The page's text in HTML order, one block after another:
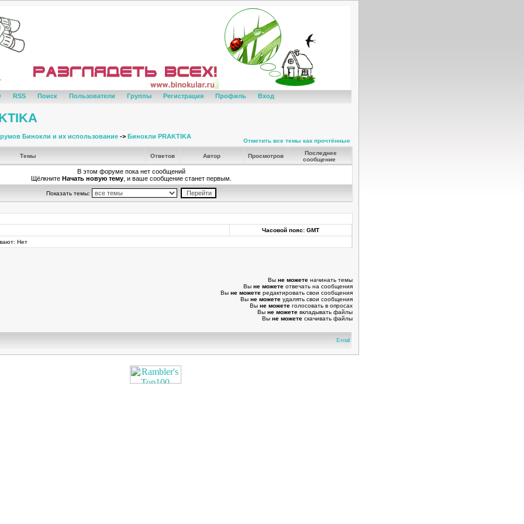
RSS Поиск Пользователи Группы Регистрация Профиль Вход
Бинокли и их использование -> Бинокли PRAKTIKA
Отметить все темы как прочтённые
Темы Ответов Автор Просмотров
Последнее
сообщение
В этом форуме пока нет сообщений
Щёлкните Начать новую тему, и ваше сообщение станет первым.
Показать темы:
Часовой пояс: GMT
Нет
Вы не можете начинать темы
Вы не можете отвечать на сообщения
Вы не можете редактировать свои сообщения
Вы не можете удалять свои сообщения
Вы не можете голосовать в опросах
Вы не можете вкладывать файлы
Вы не можете скачивать файлы
E-mail